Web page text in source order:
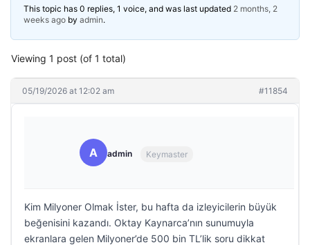
This topic has 0 replies, 1 voice, and was last updated 2 months, 2
weeks ago by admin.
Viewing 1 post (of 1 total)
05/19/2026 at 12:02 am #11854
A admin Keymaster
Kim Milyoner Olmak İster, bu hafta da izleyicilerin büyük
beğenisini kazandı. Oktay Kaynarca’nın sunumuyla
ekranlara gelen Milyoner’de 500 bin TL’lik soru dikkat